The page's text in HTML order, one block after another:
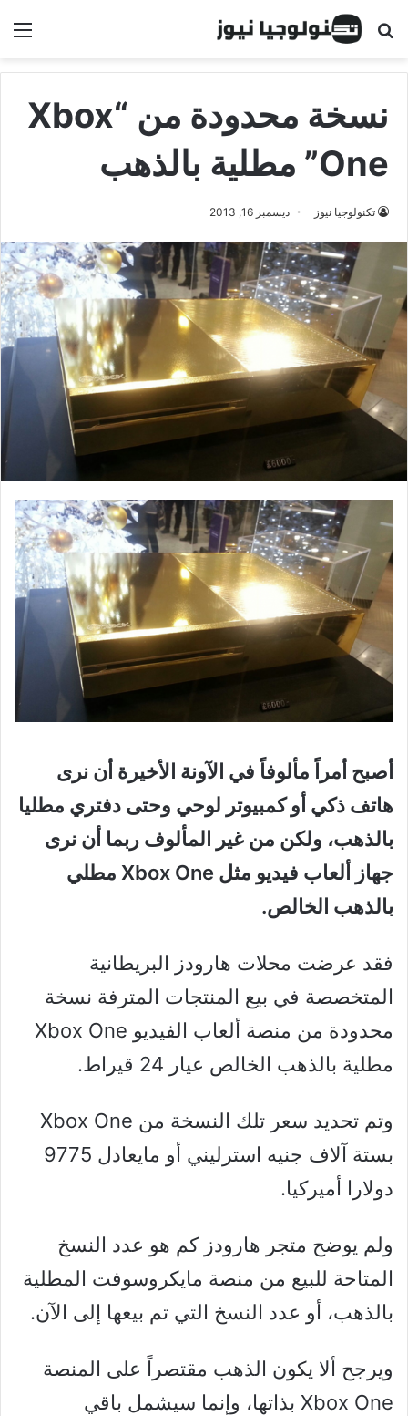
البحث عن
نسخة محدودة من “Xbox
One” مطلية بالذهب
تكنولوجيا نيوز ديسمبر 16, 2013
أصبح أمراً مألوفاً في الآونة الأخيرة أن نرى
هاتف ذكي أو كمبيوتر لوحي وحتى دفتري مطليا
بالذهب، ولكن من غير المألوف ربما أن نرى
جهاز ألعاب فيديو مثل Xbox One مطلي
بالذهب الخالص.
فقد عرضت محلات هارودز البريطانية
المتخصصة في بيع المنتجات المترفة نسخة
محدودة من منصة ألعاب الفيديو Xbox One
مطلية بالذهب الخالص عيار 24 قيراط.
وتم تحديد سعر تلك النسخة من Xbox One
بستة آلاف جنيه استرليني أو مايعادل 9775
دولارا أميركيا.
ولم يوضح متجر هارودز كم هو عدد النسخ
المتاحة للبيع من منصة مايكروسوفت المطلية
بالذهب، أو عدد النسخ التي تم بيعها إلى الآن.
ويرجح ألا يكون الذهب مقتصراً على المنصة
Xbox One بذاتها، وإنما سيشمل باقي